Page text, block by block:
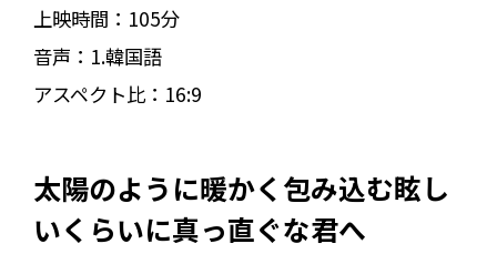
上映時間： 105分
音声： 1.韓国語
アスペクト比： 16:9
太陽のように暖かく包み込む眩し
いくらいに真っ直ぐな君へ